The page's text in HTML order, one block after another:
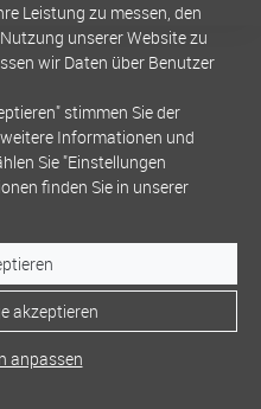
Leistung zu messen, den
unserer Website zu
wir Daten über Benutzer
stimmen Sie der
Informationen und
Sie "Einstellungen
finden Sie in unserer
akzeptieren
anpassen